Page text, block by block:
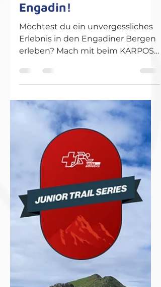
29. Mai 1 Min. Lesezeit
KARPOS Gewinnspiel:
Gewinne ein
Möchtest du ein unvergessliches
Erlebnis in den Engadiner Bergen
erleben? Mach mit beim KARPOS
Gewinnspiel und sichere dir die
Chance auf den Hauptpreis: ein
traumhaftes Wochenende am 12.
und 13. September 2026 in der Es-
cha Hütte! Hauptpreis 1
Übernachtung für 2 Personen in
der Capanna d'Es-cha inkl.
Halbpension Geführte Tour mit
dem Profi-Trailrunner Jules-Henri
Gabioud inkl. Coaching zur
Verbesserung der Geh- oder
Lauftechnik im Gelände Weitere
Preise Oder nimm an der Verl